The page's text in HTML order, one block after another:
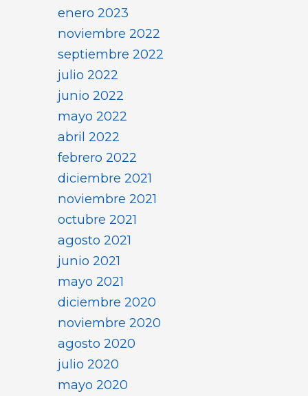
enero 2023
noviembre 2022
septiembre 2022
julio 2022
junio 2022
mayo 2022
abril 2022
febrero 2022
diciembre 2021
noviembre 2021
octubre 2021
agosto 2021
junio 2021
mayo 2021
diciembre 2020
noviembre 2020
agosto 2020
julio 2020
mayo 2020